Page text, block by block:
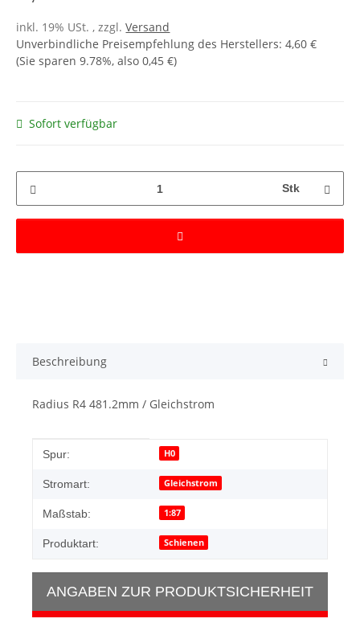
inkl. 19% USt. , zzgl.Versand
Unverbindliche Preisempfehlung des Herstellers:4,60 €
(Sie sparen9.78%, also0,45 €)
Sofort verfügbar
Stk
Beschreibung
Radius R4 481.2mm / Gleichstrom
Produkteigenschaft
Wert
Spur: H0
Stromart: Gleichstrom
Maßstab: 1:87
Produktart: Schienen
ANGABEN ZUR PRODUKTSICHERHEIT